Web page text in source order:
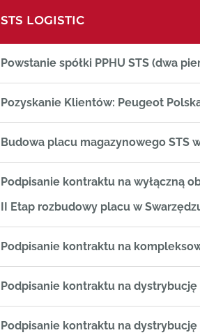
STS LOGISTIC
Powstanie spółki PPHU STS (dwa
Pozyskanie Klientów: Peugeot
Budowa placu magazynowego STS
Podpisanie kontraktu na wyłączną
II Etap rozbudowy placu w
Podpisanie kontraktu na
Podpisanie kontraktu na
Podpisanie kontraktu na